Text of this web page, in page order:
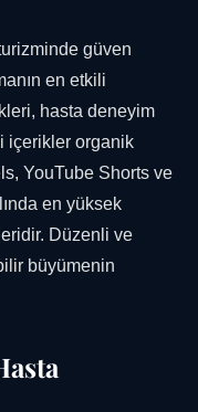
güven
en etkili
hasta deneyim
içerikler organik
YouTube Shorts ve
en yüksek
Düzenli ve
büyümenin